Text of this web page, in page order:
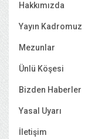
Hakkımızda
Yayın Kadromuz
Mezunlar
Ünlü Köşesi
Bizden Haberler
Yasal Uyarı
İletişim